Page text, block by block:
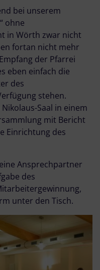
bei unserem
ohne
in Wörth zwar nicht
fortan nicht mehr
der Pfarrei
eben einfach die
des
stehen.
Saal in einem
mit Bericht
Einrichtung des
Ansprechpartner
des
unter den Tisch.